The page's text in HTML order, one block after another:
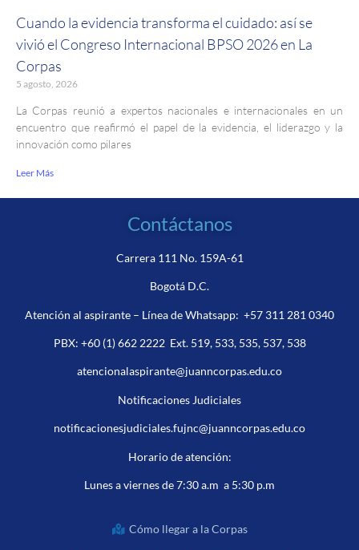
Cuando la evidencia transforma el cuidado: así se
vivió el Congreso Internacional BPSO 2026 en La
Corpas
5 agosto, 2026
La Corpas reunió a expertos nacionales e internacionales en un
encuentro que reafirmó el papel de la evidencia, el liderazgo y la
innovación como pilares
Leer Más
Contáctanos
Carrera 111 No. 159A-61
Bogotá D.C.
Atención al aspirante – Línea de Whatsapp: +57 311 281 0340
PBX: +60 (1) 662 2222Ext. 519, 533, 535, 537, 538
atencionalaspirante@juanncorpas.edu.co
Notificaciones Judiciales
notificacionesjudiciales.fujnc@juanncorpas.edu.co
Horario de atención:
Lunes a viernes de 7:30 a.m a 5:30 p.m
Cómo llegar a la Corpas